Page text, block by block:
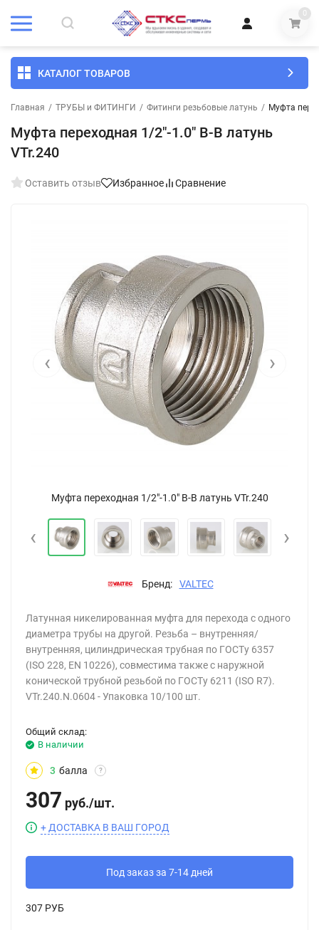
0
КАТАЛОГ ТОВАРОВ
Главная / ТРУБЫ и ФИТИНГИ / Фитинги резьбовые латунь / Муфта
Муфта переходная 1/2"-1.0" В-В латунь
VTr.240
Оставить отзыв Избранное Сравнение
Муфта переходная 1/2"-1.0" В-В латунь VTr.240
‹ ›
‹ ›
Бренд: VALTEC
Латунная никелированная муфта для перехода с одного
диаметра трубы на другой. Резьба – внутренняя/
внутренняя, цилиндрическая трубная по ГОСТу 6357
(ISO 228, EN 10226), совместима также с наружной
конической трубной резьбой по ГОСТу 6211 (ISO R7).
VTr.240.N.0604 - Упаковка 10/100 шт.
Общий склад:
В наличии
3 балла ?
307 руб./шт.
+ ДОСТАВКА В ВАШ ГОРОД
Под заказ за 7-14 дней
307 РУБ